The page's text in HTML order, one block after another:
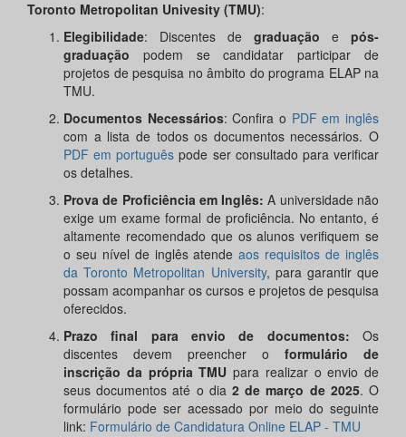
Toronto Metropolitan Univesity (TMU):
Elegibilidade: Discentes de graduação e pós-
graduação podem se candidatar participar de
projetos de pesquisa no âmbito do programa ELAP na
TMU.
Documentos Necessários: Confira o PDF em inglês
com a lista de todos os documentos necessários. O
PDF em português pode ser consultado para verificar
os detalhes.
Prova de Proficiência em Inglês: A universidade não
exige um exame formal de proficiência. No entanto, é
altamente recomendado que os alunos verifiquem se
o seu nível de inglês atendeaos requisitos de inglês
da Toronto Metropolitan University, para garantir que
possam acompanhar os cursos e projetos de pesquisa
oferecidos.
Prazo final para envio de documentos: Os
discentes devem preencher o formulário de
inscrição da própria TMU para realizar o envio de
seus documentos até o dia2 de março de 2025. O
formulário pode ser acessado por meio do seguinte
link: Formulário de Candidatura Online ELAP - TMU